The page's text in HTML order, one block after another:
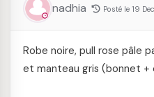
nadhia Posté le 19
Robe noire, pull rose pâle
et manteau gris (bonnet +